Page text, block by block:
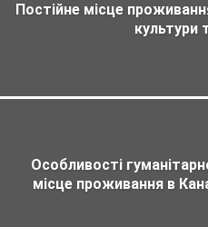
Постійне місце
культури
Особливості
місце проживання в